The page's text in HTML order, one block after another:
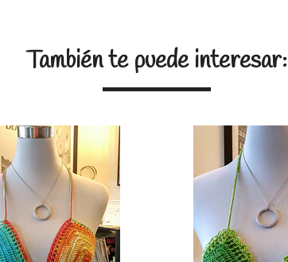
También te puede interesar: